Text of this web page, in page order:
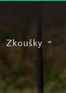
Zkoušky